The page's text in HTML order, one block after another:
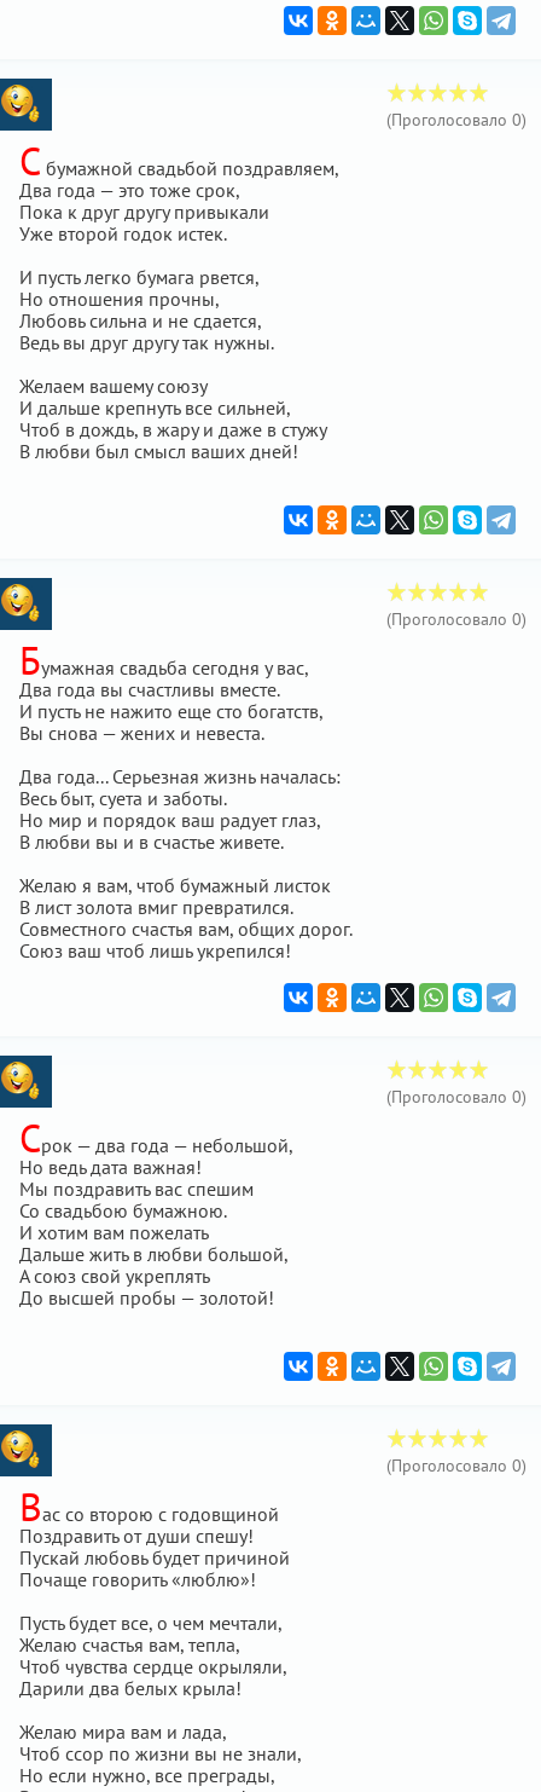
(Проголосовало 0)
С бумажной свадьбой поздравляем,
Два года — это тоже срок,
Пока к друг другу привыкали
Уже второй годок истек.
И пусть легко бумага рвется,
Но отношения прочны,
Любовь сильна и не сдается,
Ведь вы друг другу так нужны.
Желаем вашему союзу
И дальше крепнуть все сильней,
Чтоб в дождь, в жару и даже в стужу
В любви был смысл ваших дней!
(Проголосовало 0)
Бумажная свадьба сегодня у вас,
Два года вы счастливы вместе.
И пусть не нажито еще сто богатств,
Вы снова — жених и невеста.
Два года... Серьезная жизнь началась:
Весь быт, суета и заботы.
Но мир и порядок ваш радует глаз,
В любви вы и в счастье живете.
Желаю я вам, чтоб бумажный листок
В лист золота вмиг превратился.
Совместного счастья вам, общих дорог.
Союз ваш чтоб лишь укрепился!
(Проголосовало 0)
Срок — два года — небольшой,
Но ведь дата важная!
Мы поздравить вас спешим
Со свадьбою бумажною.
И хотим вам пожелать
Дальше жить в любви большой,
А союз свой укреплять
До высшей пробы — золотой!
(Проголосовало 0)
Вас со второю с годовщиной
Поздравить от души спешу!
Пускай любовь будет причиной
Почаще говорить «люблю»!
Пусть будет все, о чем мечтали,
Желаю счастья вам, тепла,
Чтоб чувства сердце окрыляли,
Дарили два белых крыла!
Желаю мира вам и лада,
Чтоб ссор по жизни вы не знали,
Но если нужно, все преграды,